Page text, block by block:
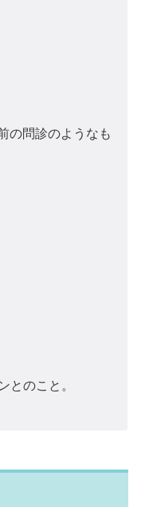
の問診のようなも
とのこと。